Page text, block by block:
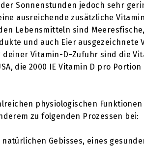
Sonnenstunden jedoch sehr
ausreichende zusätzliche
Lebensmitteln sind
und auch Eier ausgezeichnete
deiner Vitamin-D-Zufuhr sind die
die 2000 IE Vitamin D pro
physiologischen
zu folgenden Prozessen bei:
Gebisses, eines